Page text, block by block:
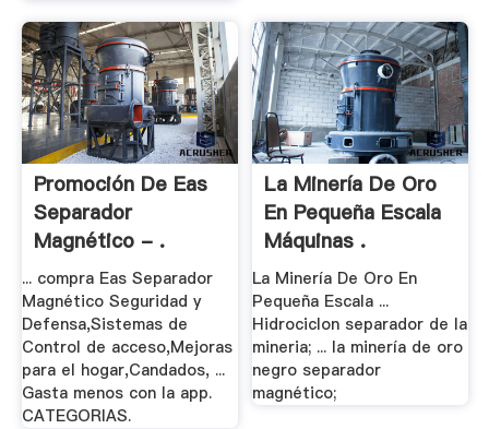
Promoción De Eas
Separador
Magnético - .
... compra Eas Separador
Magnético Seguridad y
Defensa,Sistemas de
Control de acceso,Mejoras
para el hogar,Candados, ...
Gasta menos con la app.
CATEGORIAS.
La Minería De Oro
En Pequeña Escala
Máquinas .
La Minería De Oro En
Pequeña Escala ...
Hidrociclon separador de la
mineria; ... la minería de oro
negro separador
magnético;